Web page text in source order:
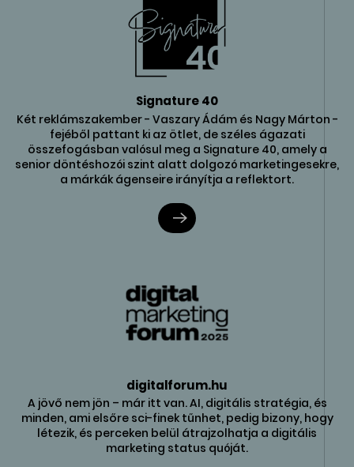
Signature 40
Két reklámszakember - Vaszary Ádám és Nagy Márton -
fejéből pattant ki az ötlet, de széles ágazati
összefogásban valósul meg a Signature 40, amely a
senior döntéshozói szint alatt dolgozó marketingesekre,
a márkák ágenseire irányítja a reflektort.
digitalforum.hu
A jövő nem jön – már itt van. AI, digitális stratégia, és
minden, ami elsőre sci-finek tűnhet, pedig bizony, hogy
létezik, és perceken belül átrajzolhatja a digitális
marketing status quóját.